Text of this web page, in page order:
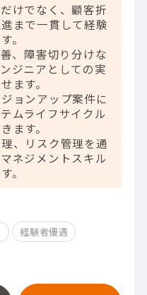
けでなく、顧客折
まで一貫して経験
。
、障害切り分けな
ジニアとしての実
ます。
ョンアップ案件に
ムライフサイクル
ます。
、リスク管理を通
ネジメントスキル
。
経験者優遇